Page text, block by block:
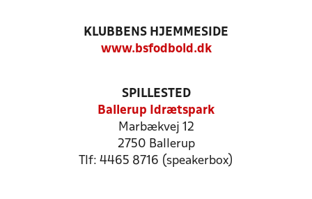
KLUBBENS HJEMMESIDE
www.bsfodbold.dk
SPILLESTED
Ballerup Idrætspark
Marbækvej 12
2750 Ballerup
Tlf: 4465 8716 (speakerbox)